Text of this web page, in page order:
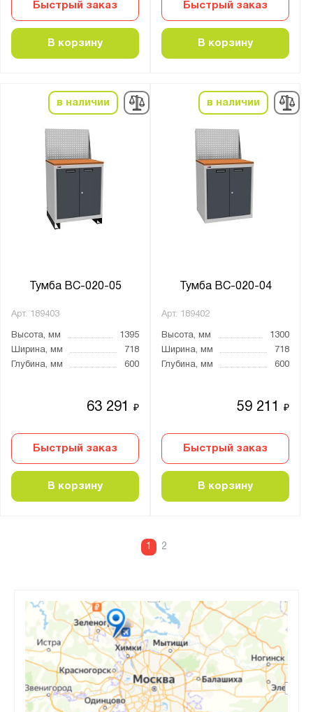
Быстрый заказ
В корзину
Быстрый заказ
В корзину
в наличии
Тумба ВС-020-05
Арт. 189403
Высота, мм
1395
Ширина, мм
718
Глубина, мм
600
63 291₽
Быстрый заказ
В корзину
в наличии
Тумба ВС-020-04
Арт. 189402
Высота, мм
1300
Ширина, мм
718
Глубина, мм
600
59 211₽
Быстрый заказ
В корзину
1 2